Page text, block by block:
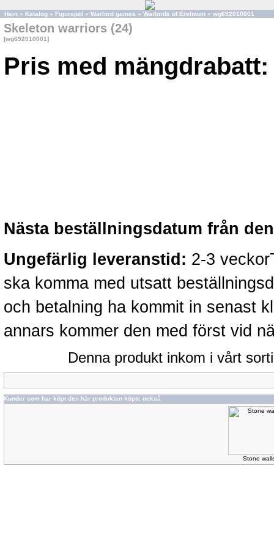
Hem » Katalog » Figurspel » Warlord games » Warlords of Erehwon » wg692010001
Skeleton warriors (24)
[wg692010001]
Pris med mängdrabatt:
Nästa beställningsdatum från
Ungefärlig leveranstid: 2-3
ska komma med utsatt
och betalning ha kommit in senast
annars kommer den med först vid
Denna produkt inkom i vårt
Kunder som har köpt den här produkten köpte också
Stone